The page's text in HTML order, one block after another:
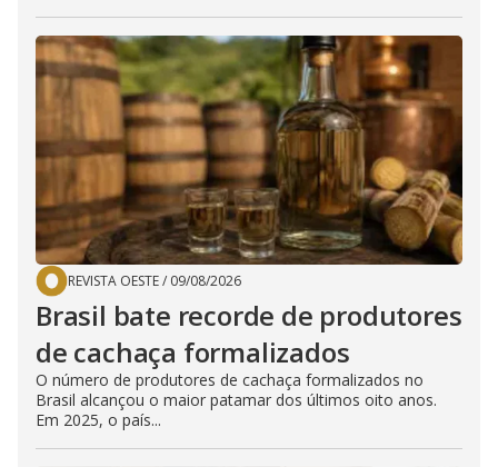
REVISTA OESTE/ 09/08/2026
Brasil bate recorde de produtores
de cachaça formalizados
O número de produtores de cachaça formalizados no
Brasil alcançou o maior patamar dos últimos oito anos.
Em 2025, o país...